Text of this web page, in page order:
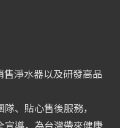
售淨水器以及研發高品
、貼心售後服務，
宣導，為台灣帶來健康